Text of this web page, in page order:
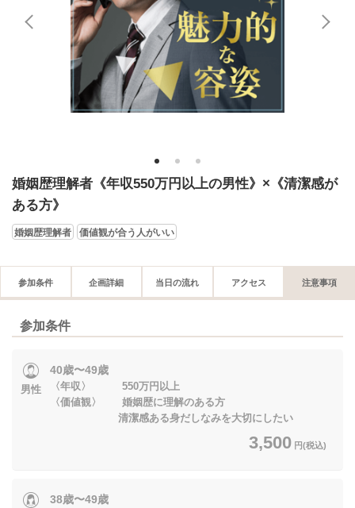
1 2 3
婚姻歴理解者《年収550万円以上の男性》×《清潔感が
ある方》
婚姻歴理解者 価値観が合う人がいい
参加条件 企画詳細 当日の流れ アクセス 注意事項
参加条件
男性
40歳〜49歳
〈年収〉 550万円以上
〈価値観〉 婚姻歴に理解のある方
清潔感ある身だしなみを大切にしたい
3,500 円(税込)
38歳〜49歳